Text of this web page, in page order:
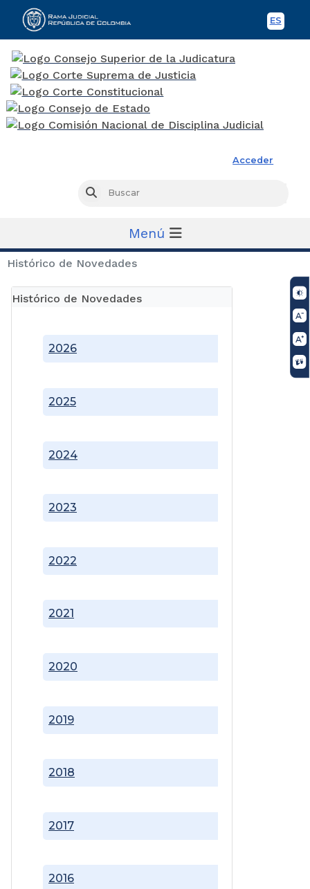
ES
Acceder
Buscar
Menú
Histórico de Novedades
Histórico de Novedades
2016
2017
2018
2019
2020
2021
2022
2023
2024
2025
2026